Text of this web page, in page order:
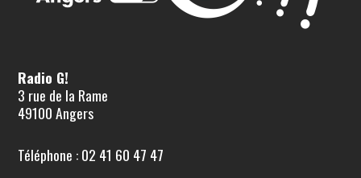
Radio G!
3 rue de la Rame
49100 Angers
Téléphone : 02 41 60 47 47